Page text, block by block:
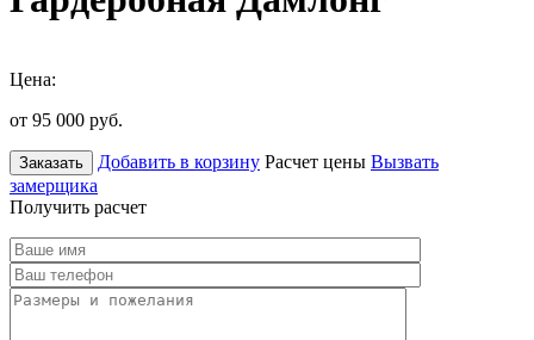
Цена:
от 95 000 руб.
Заказать Добавить в корзину Расчет цены Вызвать
замерщика
Получить расчет